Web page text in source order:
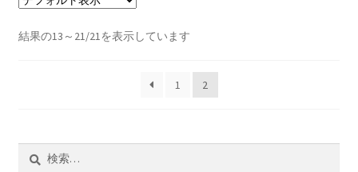
結果の13～21/21を表示しています
1 2